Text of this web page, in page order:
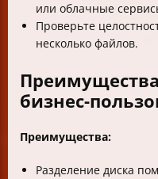
или облачные
Проверьте
несколько файлов.
бизнес-
Преимущества:
Разделение диска